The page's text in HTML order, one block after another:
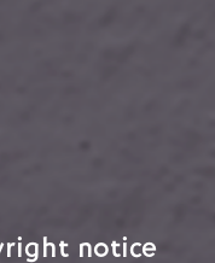
notice